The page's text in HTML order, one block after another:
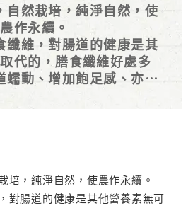
自然栽培，純淨自然，使
農作永續。
纖維，對腸道的健康是其
代的，膳食纖維好處多
蠕動、增加飽足感、亦可
化、使排便順暢。
培，純淨自然，使農作永續。
對腸道的健康是其他營養素無可